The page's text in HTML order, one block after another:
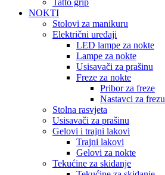
Tatto grip
NOKTI
Stolovi za manikuru
Električni uređaji
LED lampe za nokte
Lampe za nokte
Usisavači za prašinu
Freze za nokte
Pribor za freze
Nastavci za frezu
Stolna rasvjeta
Usisavači za prašinu
Gelovi i trajni lakovi
Trajni lakovi
Gelovi za nokte
Tekućine za skidanje